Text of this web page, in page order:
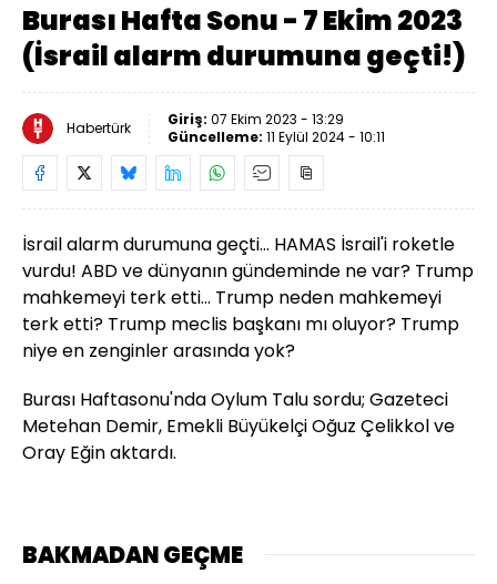
Burası Hafta Sonu - 7 Ekim 2023
(İsrail alarm durumuna geçti!)
Habertürk Giriş: 07 Ekim 2023 - 13:29
Güncelleme: 11 Eylül 2024 - 10:11
İsrail alarm durumuna geçti... HAMAS İsrail'i roketle
vurdu! ABD ve dünyanın gündeminde ne var? Trump
mahkemeyi terk etti... Trump neden mahkemeyi
terk etti? Trump meclis başkanı mı oluyor? Trump
niye en zenginler arasında yok?
Burası Haftasonu'nda Oylum Talu sordu; Gazeteci
Metehan Demir, Emekli Büyükelçi Oğuz Çelikkol ve
Oray Eğin aktardı.
BAKMADAN GEÇME